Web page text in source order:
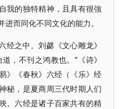
我的独特精神，且具有很強
而同化不同文化的能力。
经之中。刘勰《文心雕龙》
，不刊之鸿教也。”《诗》
》《春秋》六经（《乐》经
秘，是夏商周三代时期人们
。六经是诸子百家共有的精